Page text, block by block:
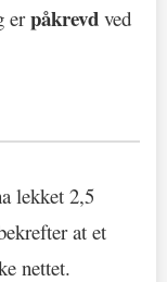
erpåkrevd ved
lekket 2,5
at et
nettet.